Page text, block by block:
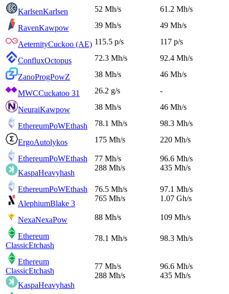
KarlsenKarlsen 52 Mh/s 61.2 Mh/s
RavenKawpow 39 Mh/s 49 Mh/s
AeternityCuckoo (AE) 115.5 p/s 117 p/s
ConfluxOctopus 72.3 Mh/s 92.4 Mh/s
ZanoProgPowZ 38 Mh/s 46 Mh/s
MWCCuckatoo 31 26.2 g/s -
NeuraiKawpow 38 Mh/s 46 Mh/s
EthereumPoWEthash 78.1 Mh/s 98.3 Mh/s
ErgoAutolykos 175 Mh/s 220 Mh/s
EthereumPoWEthash
KaspaHeavyhash
77 Mh/s
288 Mh/s
96.6 Mh/s
435 Mh/s
EthereumPoWEthash
AlephiumBlake 3
76.5 Mh/s
765 Mh/s
97.1 Mh/s
1.07 Gh/s
NexaNexaPow 88 Mh/s 109 Mh/s
Ethereum
ClassicEtchash
78.1 Mh/s 98.3 Mh/s
Ethereum
ClassicEtchash
KaspaHeavyhash
77 Mh/s
288 Mh/s
96.6 Mh/s
435 Mh/s